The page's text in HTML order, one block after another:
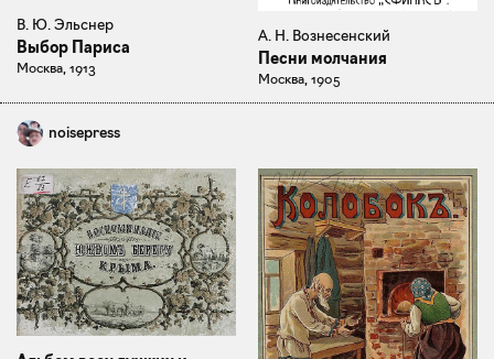
В. Ю. Эльснер
Выбор Париса
Москва, 1913
А. Н. Вознесенский
Песни молчания
Москва, 1905
noisepress